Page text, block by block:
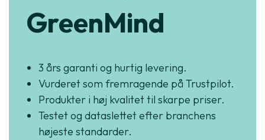
GreenMind
3 års garanti og hurtig levering.
Vurderet som fremragende på Trustpilot.
Produkter i høj kvalitet til skarpe priser.
Testet og dataslettet efter branchens
højeste standarder.